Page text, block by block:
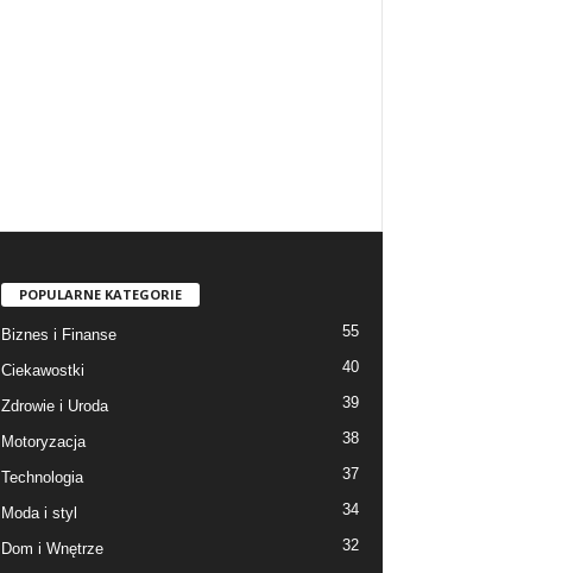
POPULARNE KATEGORIE
Biznes i Finanse 55
Ciekawostki 40
Zdrowie i Uroda 39
Motoryzacja 38
Technologia 37
Moda i styl 34
Dom i Wnętrze 32